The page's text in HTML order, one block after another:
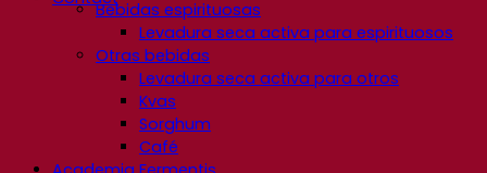
Bebidas espirituosas
Levadura seca activa para espirituosos
Otras bebidas
Levadura seca activa para otros
Kvas
Sorghum
Café